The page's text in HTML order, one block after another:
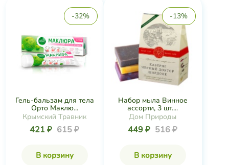
-32%
Гель-бальзам для тела
Орто Маклю...
Крымский Травник
421 ₽ 615 ₽
В корзину
-13%
Набор мыла Винное
ассорти, 3 шт....
Дом Природы
449 ₽ 516 ₽
В корзину